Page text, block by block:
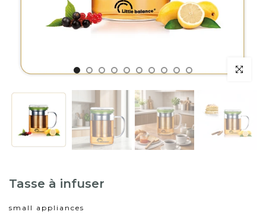
Tasse à infuser
small appliances